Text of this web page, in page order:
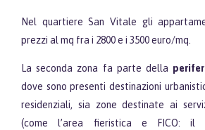
Nel quartiere San Vitale gli
prezzi al mq fra i 2800 e i 3500 euro/mq.
La seconda zona fa parte della
dove sono presenti destinazioni
residenziali, sia zone destinate ai
(come l’area fieristica e FICO: il